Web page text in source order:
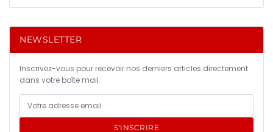
NEWSLETTER
Inscrivez-vous pour recevoir nos derniers articles directement
dans votre boîte mail.
S'INSCRIRE